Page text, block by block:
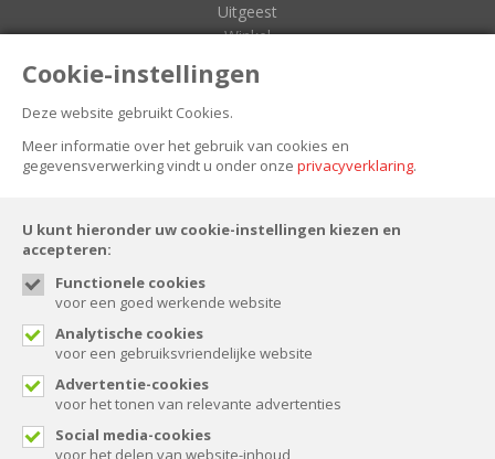
Cookie-instellingen
Deze website gebruikt Cookies.
Meer informatie over het gebruik van cookies en
gegevensverwerking vindt u onder onze privacyverklaring.
U kunt hieronder uw cookie-instellingen kiezen en
accepteren:
Functionele cookies
voor een goed werkende website
Analytische cookies
voor een gebruiksvriendelijke website
Advertentie-cookies
voor het tonen van relevante advertenties
Social media-cookies
voor het delen van website-inhoud
Uitgeest
Winkel
Zuidoostbeemster
FOLLOW US
© Spaansen 2026. All rights reserved.